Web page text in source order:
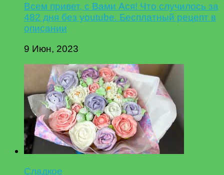
Всем привет, с Вами Ася! Что случилось за
482 дня без youtube. Бесплатный рецепт в
описании
9 Июн, 2023
Сладкое